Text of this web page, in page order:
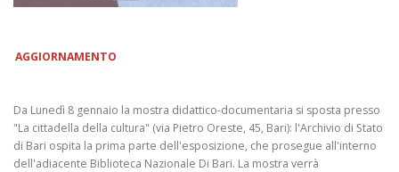
AGGIORNAMENTO
Da Lunedì 8 gennaio la mostra didattico-documentaria si sposta presso
"La cittadella della cultura" (via Pietro Oreste, 45, Bari): l'Archivio di Stato
di Bari ospita la prima parte dell'esposizione, che prosegue all'interno
dell'adiacente Biblioteca Nazionale Di Bari. La mostra verrà